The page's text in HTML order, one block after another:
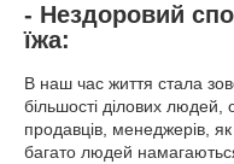
- Нездоровий
їжа:
В наш час життя стала
більшості ділових людей,
продавців, менеджерів,
багато людей